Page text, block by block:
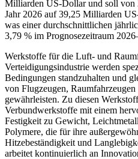
Milliarden US-Dollar und soll
Jahr 2026 auf 39,25 Milliarden
was einer durchschnittlichen
3,79 % im Prognosezeitraum
Werkstoffe für die Luft- und
Verteidigungsindustrie werden
Bedingungen standzuhalten und
von Flugzeugen,
gewährleisten. Zu diesen
Verbundwerkstoffe mit einem
Festigkeit zu Gewicht,
Polymere, die für ihre
Hitzebeständigkeit und
arbeitet kontinuierlich an